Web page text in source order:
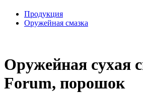
Продукция
Оружейная смазка
Оружейная сухая
Forum, порошок